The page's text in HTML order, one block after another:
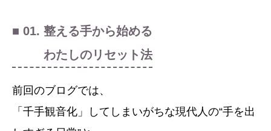
■ 01. 整える手から始める
わたしのリセット法
前回のブログでは、
「千手観音化」してしまいがちな現代人の“手を出